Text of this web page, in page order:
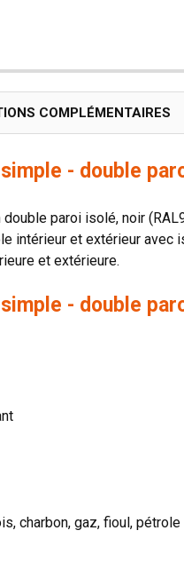
COMPLÉMENTAIRES
- double
paroi isolé, noir
intérieur et extérieur
et extérieure.
- double
charbon, gaz, fioul, pétrole